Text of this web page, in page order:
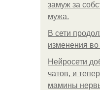
замуж за
мужа.
В сети
изменения
Нейросети
чатов, и
мамины